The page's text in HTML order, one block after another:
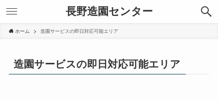
長野造園センター
ホーム 造園サービスの即日対応可能エリア
造園サービスの即日対応可能エリア